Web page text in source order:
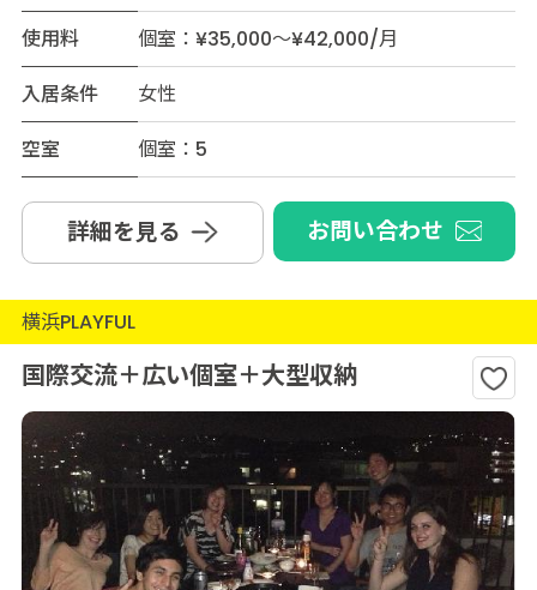
使用料
個室：¥35,000～¥42,000/月
入居条件
女性
空室
個室：5
詳細を見る お問い合わせ
横浜PLAYFUL
国際交流＋広い個室＋大型収納